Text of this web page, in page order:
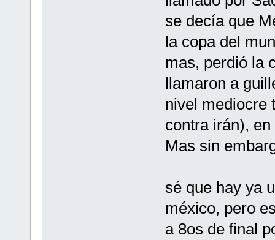
se decía que
la copa del
mas, perdió la
llamaron a
nivel mediocre
contra irán),
Mas sin
sé que hay ya
méxico, pero
a 8os de final